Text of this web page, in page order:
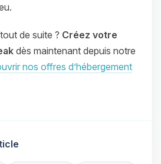
de suite ? Créez votre
dès maintenant depuis notre
nos offres d’hébergement